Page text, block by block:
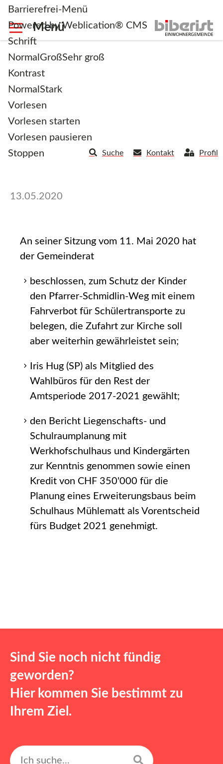
Barrierefrei-Menü
Powered by Weblication® CMS
Schrift
Normal GroßSehr groß
Kontrast
Normal Stark
Vorlesen
Vorlesen starten
Vorlesen pausieren
Stoppen
Profil
Kontakt
Suche
Information aus der
Gemeinderatssitzung
vom 11.05.2020
13.05.2020
An seiner Sitzung vom 11. Mai 2020 hat
der Gemeinderat
beschlossen, zum Schutz der Kinder
den Pfarrer-Schmidlin-Weg mit einem
Fahrverbot für Schülertransporte zu
belegen, die Zufahrt zur Kirche soll
aber weiterhin gewährleistet sein;
Iris Hug (SP) als Mitglied des
Wahlbüros für den Rest der
Amtsperiode 2017-2021 gewählt;
den Bericht Liegenschafts- und
Schulraumplanung mit
Werkhofschulhaus und Kindergärten
zur Kenntnis genommen sowie einen
Kredit von CHF 350'000 für die
Planung eines Erweiterungsbaus beim
Schulhaus Mühlematt als Vorentscheid
fürs Budget 2021 genehmigt.
Sind Sie noch nicht fündig
geworden?
Hier kommen Sie bestimmt zu
Ihrem Ziel.